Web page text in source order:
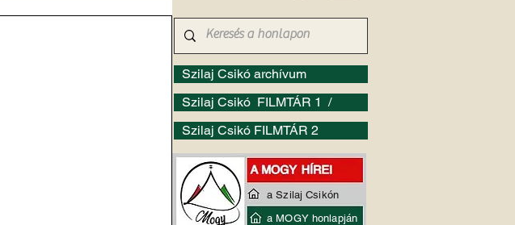
Szilaj Csikó archívum
Szilaj Csikó FILMTÁR 1 /
Szilaj Csikó FILMTÁR 2
a Szilaj Csikón
a MOGY honlapján